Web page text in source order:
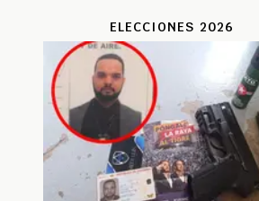
ELECCIONES 2026